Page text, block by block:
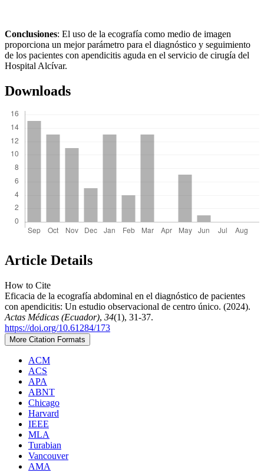
Conclusiones: El uso de la ecografía como medio de imagen
proporciona un mejor parámetro para el diagnóstico y seguimiento
de los pacientes con apendicitis aguda en el servicio de cirugía del
Hospital Alcívar.
Downloads
Article Details
How to Cite
Eficacia de la ecografía abdominal en el diagnóstico de pacientes
con apendicitis: Un estudio observacional de centro único. (2024).
Actas Médicas (Ecuador), 34(1), 31-37.
https://doi.org/10.61284/173
More Citation Formats
ACM
ACS
APA
ABNT
Chicago
Harvard
IEEE
MLA
Turabian
Vancouver
AMA